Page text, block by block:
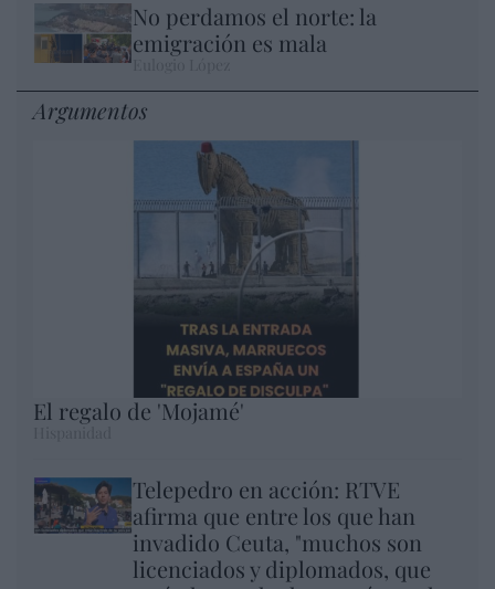
No perdamos el norte: la
emigración es mala
Argumentos
El regalo de 'Mojamé'
Telepedro en acción: RTVE
afirma que entre los que han
invadido Ceuta, "muchos son
licenciados y diplomados, que